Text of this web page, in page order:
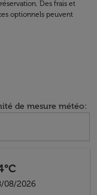
Des frais et
optionnels peuvent
de mesure météo:
08/2026